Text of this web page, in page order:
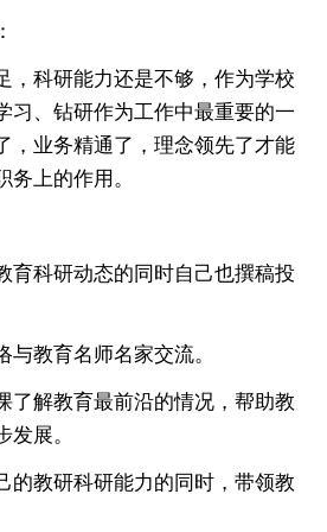
科研能力还是不够，作为学校
习、钻研作为工作中最重要的一
，业务精通了，理念领先了才能
务上的作用。
科研动态的同时自己也撰稿投
教育名师名家交流。
解教育最前沿的情况，帮助教
发展。
教研科研能力的同时，带领教